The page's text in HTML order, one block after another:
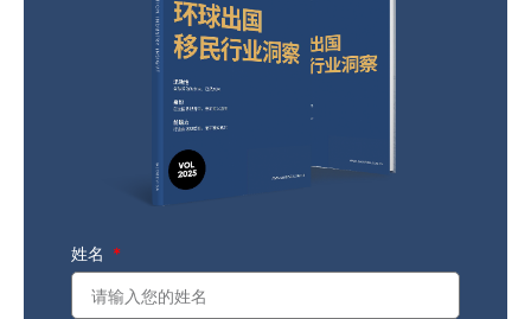
姓名